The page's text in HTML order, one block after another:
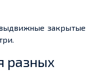
закрытые
разных